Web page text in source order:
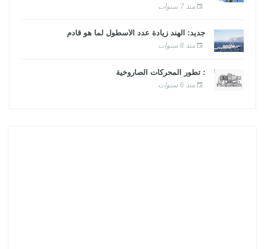
منذ 7 سنوات
جديد: الهند زيادة عدد الأسطول لما هو قادم
منذ 8 سنوات
: تطور المحركات الصاروخية
منذ 6 سنوات